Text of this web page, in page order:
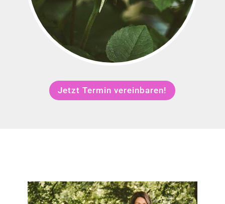
Jetzt Termin vereinbaren!